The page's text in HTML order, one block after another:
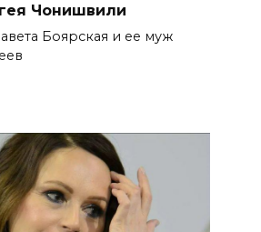
Чонишвили
Боярская и ее муж